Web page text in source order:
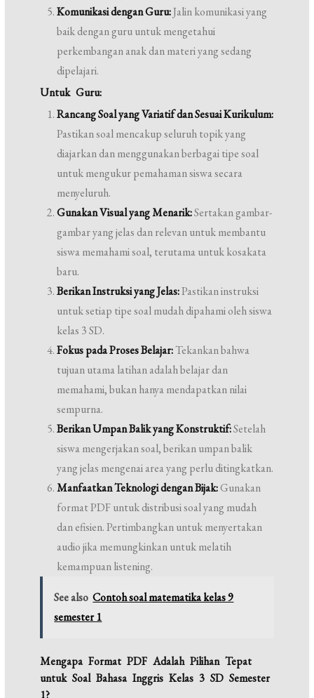
Komunikasi dengan Guru:Jalin komunikasi yang
baik dengan guru untuk mengetahui
perkembangan anak dan materi yang sedang
dipelajari.
Untuk Guru:
Rancang Soal yang Variatif dan Sesuai Kurikulum:
Pastikan soal mencakup seluruh topik yang
diajarkan dan menggunakan berbagai tipe soal
untuk mengukur pemahaman siswa secara
menyeluruh.
Gunakan Visual yang Menarik:Sertakan gambar-
gambar yang jelas dan relevan untuk membantu
siswa memahami soal, terutama untuk kosakata
baru.
Berikan Instruksi yang Jelas:Pastikan instruksi
untuk setiap tipe soal mudah dipahami oleh siswa
kelas 3 SD.
Fokus pada Proses Belajar:Tekankan bahwa
tujuan utama latihan adalah belajar dan
memahami, bukan hanya mendapatkan nilai
sempurna.
Berikan Umpan Balik yang Konstruktif:Setelah
siswa mengerjakan soal, berikan umpan balik
yang jelas mengenai area yang perlu ditingkatkan.
Manfaatkan Teknologi dengan Bijak:Gunakan
format PDF untuk distribusi soal yang mudah
dan efisien. Pertimbangkan untuk menyertakan
audio jika memungkinkan untuk melatih
kemampuan listening.
See also Contoh soal matematika kelas 9
semester 1
Mengapa Format PDF Adalah Pilihan Tepat
untuk Soal Bahasa Inggris Kelas 3 SD Semester
1?